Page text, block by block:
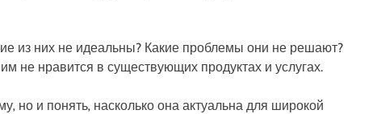
из них не идеальны? Какие проблемы они не решают?
не нравится в существующих продуктах и услугах.
но и понять‚ насколько она актуальна для широкой